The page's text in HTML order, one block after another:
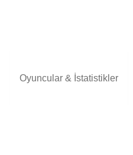
Oyuncular & İstatistikler